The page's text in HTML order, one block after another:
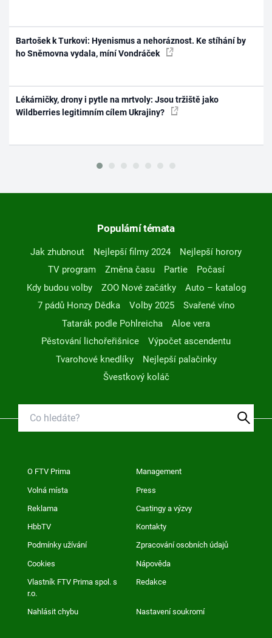
Bartošek k Turkovi: Hyenismus a nehoráznost. Ke stíhání by
ho Sněmovna vydala, míní Vondráček
Lékárničky, drony i pytle na mrtvoly: Jsou tržiště jako
Wildberries legitimním cílem Ukrajiny?
Populární témata
Jak zhubnout Nejlepší filmy 2024
Nejlepší horory
TV program
Změna času Partie
Počasí
Kdy budou volby
ZOO Nové začátky
Auto – katalog
7 pádů Honzy Dědka
Volby 2025
Svařené víno
Tatarák podle Pohlreicha
Aloe vera
Pěstování lichořeřišnice
Výpočet ascendentu
Tvarohové knedlíky
Nejlepší palačinky
Švestkový koláč
O FTV Prima Management
Volná místa Press
Reklama Castingy a výzvy
HbbTV Kontakty
Podmínky užívání Zpracování osobních údajů
Cookies Nápověda
Vlastník FTV Prima spol. s
r.o.
Redakce
Nahlásit chybu Nastavení soukromí